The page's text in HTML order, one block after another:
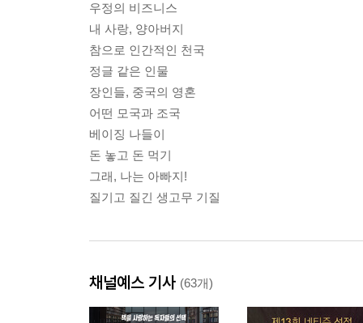
우정의 비즈니스
내 사랑, 양아버지
참으로 인간적인 천국
정글 같은 인물
장인들, 중국의 영혼
어떤 모국과 조국
베이징 나들이
돈 놓고 돈 먹기
그래, 나는 아빠지!
질기고 질긴 생고무 기질
채널예스 기사 (63개)